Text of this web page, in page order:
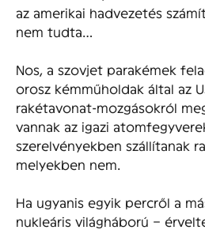
az amerikai hadvezetés
nem tudta…
Nos, a szovjet parakémek
orosz kémműholdak által az
rakétavonat-mozgásokról
vannak az igazi
szerelvényekben szállítanak
melyekben nem.
Ha ugyanis egyik percről a
nukleáris világháború –